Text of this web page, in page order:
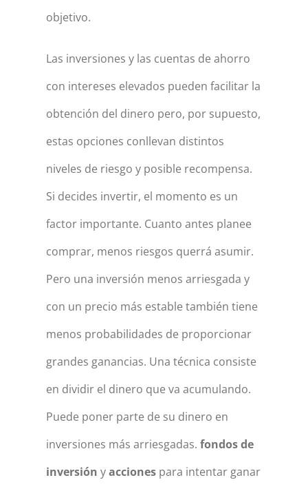
objetivo.
Las inversiones y las cuentas de ahorro
con intereses elevados pueden facilitar la
obtención del dinero pero, por supuesto,
estas opciones conllevan distintos
niveles de riesgo y posible recompensa.
Si decides invertir, el momento es un
factor importante. Cuanto antes planee
comprar, menos riesgos querrá asumir.
Pero una inversión menos arriesgada y
con un precio más estable también tiene
menos probabilidades de proporcionar
grandes ganancias. Una técnica consiste
en dividir el dinero que va acumulando.
Puede poner parte de su dinero en
inversiones más arriesgadas. fondos de
inversión yaccionespara intentar ganar